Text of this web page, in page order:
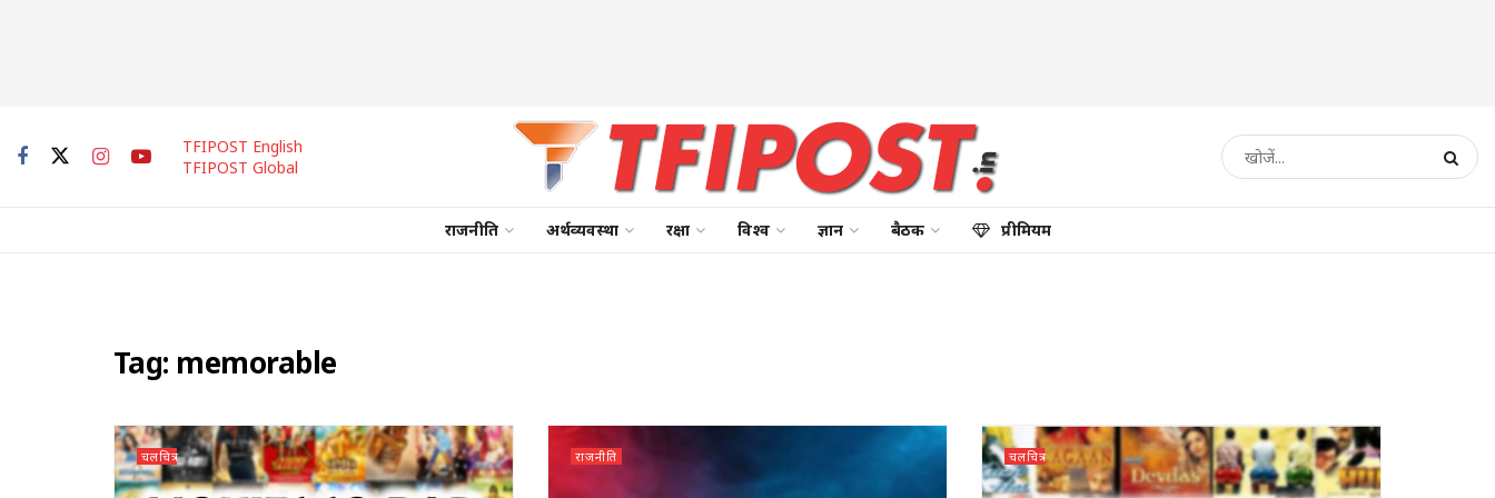
TFIPOST English
TFIPOST Global
राजनीति अर्थव्यवस्था रक्षा विश्व ज्ञान बैठक प्रीमियम
Tag: memorable
चलचित्र राजनीति चलचित्र